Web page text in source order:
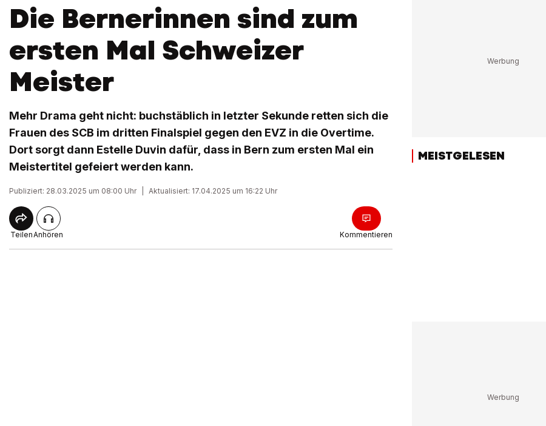
Die Bernerinnen sind zum
ersten Mal Schweizer
Meister
Mehr Drama geht nicht: buchstäblich in letzter Sekunde retten sich die
Frauen des SCB im dritten Finalspiel gegen den EVZ in die Overtime.
Dort sorgt dann Estelle Duvin dafür, dass in Bern zum ersten Mal ein
Meistertitel gefeiert werden kann.
Publiziert: 28.03.2025 um 08:00 Uhr Aktualisiert: 17.04.2025 um 16:22 Uhr
TeilenAnhören Kommentieren
MEISTGELESEN